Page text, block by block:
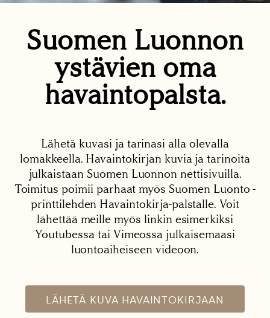
Suomen Luonnon
ystävien oma
havaintopalsta.
Lähetä kuvasi ja tarinasi alla olevalla
lomakkeella. Havaintokirjan kuvia ja tarinoita
julkaistaan Suomen Luonnon nettisivuilla.
Toimitus poimii parhaat myös Suomen Luonto -
printtilehden Havaintokirja-palstalle. Voit
lähettää meille myös linkin esimerkiksi
Youtubessa tai Vimeossa julkaisemaasi
luontoaiheiseen videoon.
LÄHETÄ KUVA HAVAINTOKIRJAAN